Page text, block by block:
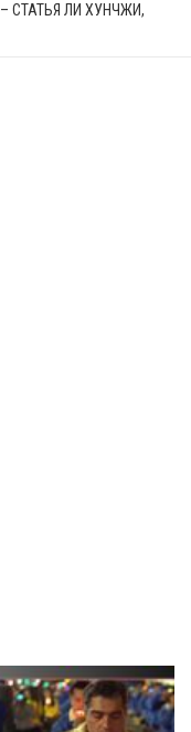
СТАТЬЯ ЛИ ХУНЧЖИ,